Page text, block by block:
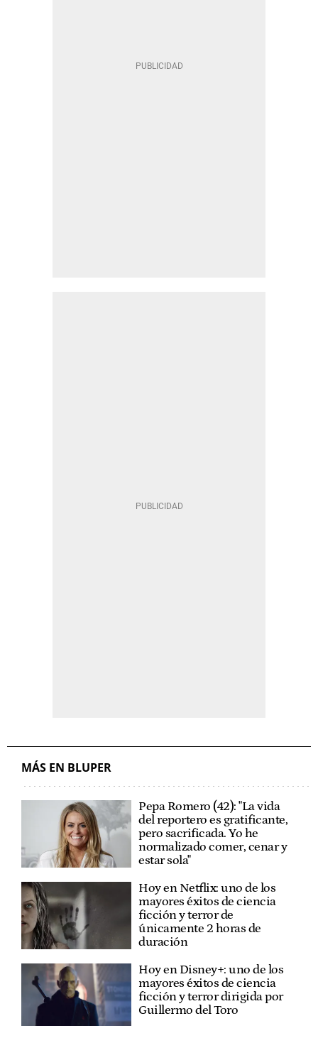
MÁS EN BLUPER
Pepa Romero (42): "La vida
del reportero es gratificante,
pero sacrificada. Yo he
normalizado comer, cenar y
estar sola"
Hoy en Netflix: uno de los
mayores éxitos de ciencia
ficción y terror de
únicamente 2 horas de
duración
Hoy en Disney+: uno de los
mayores éxitos de ciencia
ficción y terror dirigida por
Guillermo del Toro